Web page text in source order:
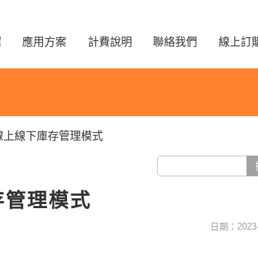
應用方案 計費說明 聯絡我們 線上訂
線下庫存管理模式
理模式
日期：